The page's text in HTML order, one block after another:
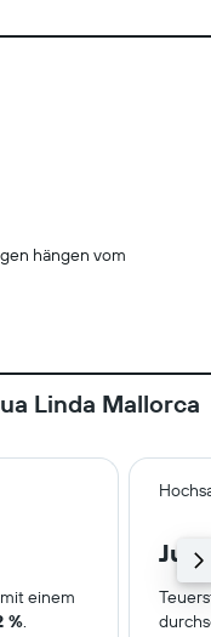
hängen vom
Linda Mallorca
Juli
einem
%.